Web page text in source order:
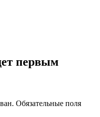
первым
Обязательные поля